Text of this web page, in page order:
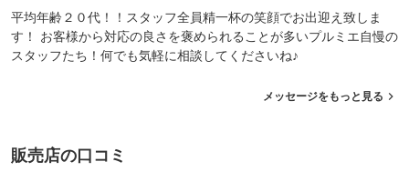
平均年齢２０代！！スタッフ全員精一杯の笑顔でお出迎え致しま
す！ お客様から対応の良さを褒められることが多いプルミエ自慢の
スタッフたち！何でも気軽に相談してくださいね♪
メッセージをもっと見る
販売店の口コミ